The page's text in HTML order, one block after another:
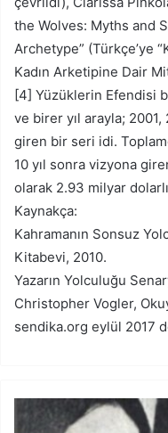
the Wolves: Myths and
Archetype” (Türkçe’ye
Kadın Arketipine Dair
[4] Yüzüklerin Efendisi
ve birer yıl arayla;
giren bir seri idi.
10 yıl sonra vizyona
olarak 2.93 milyar
Kaynakça:
Kahramanın Sonsuz
Kitabevi, 2010.
Yazarın Yolculuğu
Christopher Vogler,
sendika.org eylül 2017